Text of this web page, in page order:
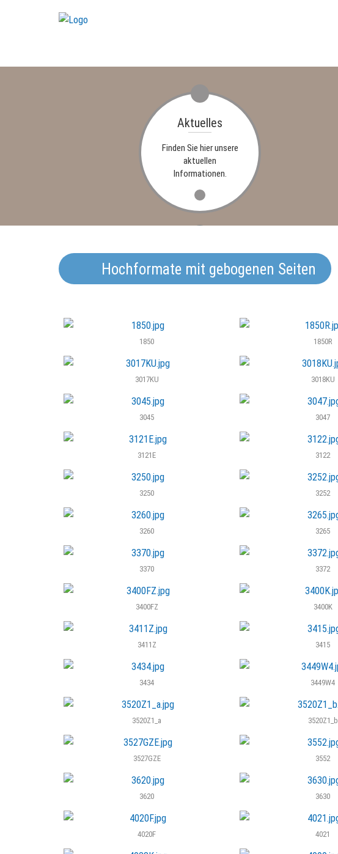
Aktuelles
Finden Sie hier unsere
aktuellen
Informationen.
Termine
Sonderangebote für
ganz einfach online.
Hochformate mit gebogenen Seiten
1850 1850R
3017KU 3018KU
3045 3047
3121E 3122
3250 3252
3260 3265
3370 3372
3400FZ 3400K
3411Z 3415
3434 3449W4
3520Z1_a 3520Z1_b
3527GZE 3552
3620 3630
4020F 4021